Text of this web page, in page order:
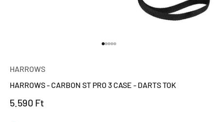
HARROWS
HARROWS - CARBON ST PRO 3 CASE - DARTS TOK
Eladási ár
5.590 Ft